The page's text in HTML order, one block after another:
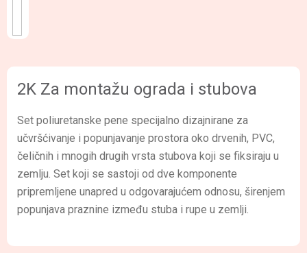
2K Za montažu ograda i stubova
Set poliuretanske pene specijalno dizajnirane za
učvršćivanje i popunjavanje prostora oko drvenih, PVC,
čeličnih i mnogih drugih vrsta stubova koji se fiksiraju u
zemlju. Set koji se sastoji od dve komponente
pripremljene unapred u odgovarajućem odnosu, širenjem
popunjava praznine između stuba i rupe u zemlji.